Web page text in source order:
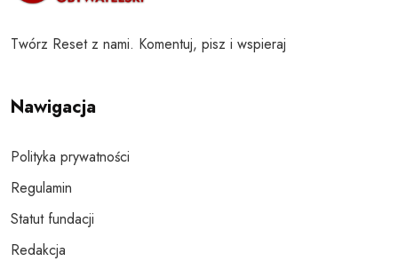
Twórz Reset z nami. Komentuj, pisz i wspieraj
Nawigacja
Polityka prywatności
Regulamin
Statut fundacji
Redakcja